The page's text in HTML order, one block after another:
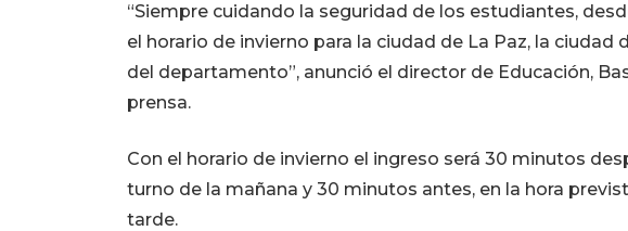
“Siempre cuidando la seguridad de los estudiantes,
el horario de invierno para la ciudad de La Paz, la ciudad
del departamento”, anunció el director de Educación,
prensa.
Con el horario de invierno el ingreso será 30 minutos
turno de la mañana y 30 minutos antes, en la hora
tarde.